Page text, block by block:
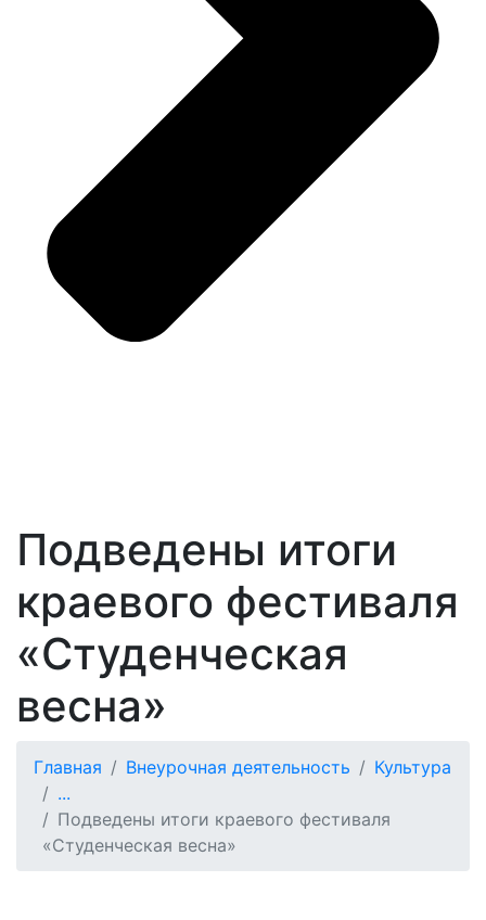
Подведены итоги
краевого фестиваля
«Студенческая
весна»
Главная Внеурочная деятельность
Культура
...
Подведены итоги краевого фестиваля
«Студенческая весна»